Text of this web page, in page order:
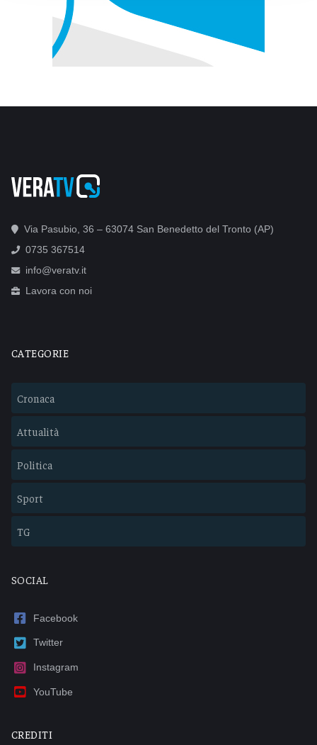
Via Pasubio, 36 – 63074 San Benedetto del Tronto (AP)
0735 367514
info@veratv.it
Lavora con noi
CATEGORIE
Cronaca
Attualità
Politica
Sport
TG
SOCIAL
Facebook
Twitter
Instagram
YouTube
CREDITI